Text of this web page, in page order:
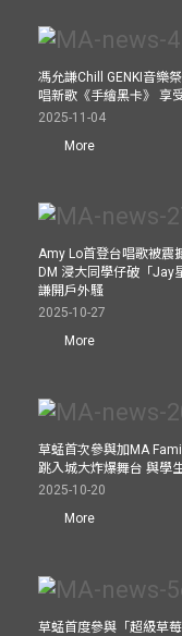
馮允謙Chill GENKI音樂
唱新歌《手繪黑卡》 享
2025-11-04
More
Amy Lo首登台唱歌被震
DM 浸大同學仔破「Jay
謙開戶外騷
2025-10-27
More
草蜢首次參與加MA
跳入城大炸爆舞台 與學
2025-10-20
More
草蜢首度參與「超級草